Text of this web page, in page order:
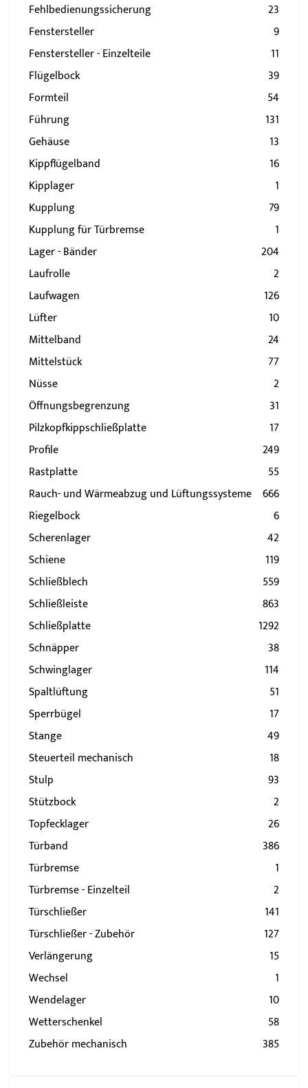
Fehlbedienungssicherung
23
Fenstersteller
9
Fenstersteller - Einzelteile
11
Flügelbock
39
Formteil
54
Führung
131
Gehäuse
13
Kippflügelband
16
Kipplager
1
Kupplung
79
Kupplung für Türbremse
1
Lager - Bänder
204
Laufrolle
2
Laufwagen
126
Lüfter
10
Mittelband
24
Mittelstück
77
Nüsse
2
Öffnungsbegrenzung
31
Pilzkopfkippschließplatte
17
Profile
249
Rastplatte
55
Rauch- und Wärmeabzug und Lüftungssysteme 666
Riegelbock
6
Scherenlager
42
Schiene
119
Schließblech
559
Schließleiste
863
Schließplatte
1292
Schnäpper
38
Schwinglager
114
Spaltlüftung
51
Sperrbügel
17
Stange
49
Steuerteil mechanisch
18
Stulp
93
Stützbock
2
Topfecklager
26
Türband
386
Türbremse
1
Türbremse - Einzelteil
2
Türschließer
141
Türschließer - Zubehör
127
Verlängerung
15
Wechsel
1
Wendelager
10
Wetterschenkel
58
Zubehör mechanisch
385